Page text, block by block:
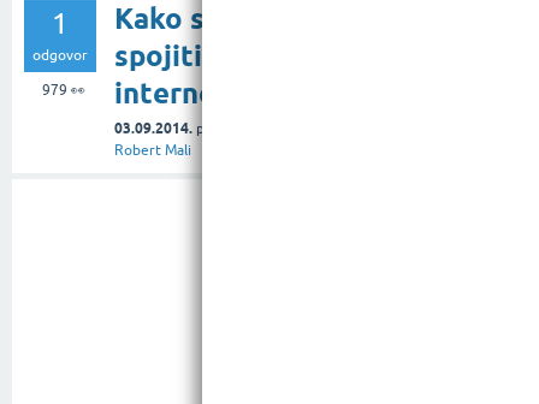
1
odgovor
979 👀
Kako se nekome
spojiti bežično na
internet?
03.09.2014. pitanje
Robert Mali